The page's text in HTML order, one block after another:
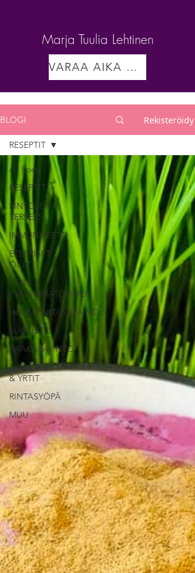
Marja Tuulia Lehtinen
VARAA AIKA VALMENNUKSEEN
BLOGI Rekisteröidy
All Posts
RESEPTIT
RINTOJEN
TERVEYS
IMMUNITEETTI
ETEERISET
ÖLJYT
ANTI-
INFLAMMATORINEN
HORMONITASAPAINO
SUOLISTO
RAAKARAVINTO
MAUSTEET
& YRTIT
RINTASYÖPÄ
MUU
RESEPTIT